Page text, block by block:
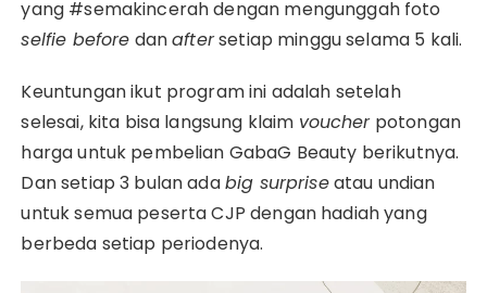
yang #semakincerah dengan mengunggah foto
selfie before danaftersetiap minggu selama 5 kali.
Keuntungan ikut program ini adalah setelah
selesai, kita bisa langsung klaim voucherpotongan
harga untuk pembelian GabaG Beauty berikutnya.
Dan setiap 3 bulan adabig surpriseatau undian
untuk semua peserta CJP dengan hadiah yang
berbeda setiap periodenya.